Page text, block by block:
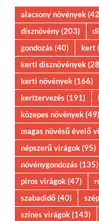
alacsony növények
dísznövény(203)
gondozás(40) kert
kerti dísznövények
kerti növények(166)
kerttervezés(191)
közepes növények(49)
magas növésű évelő
népszerű virágok(95)
növénygondozás(135)
piros virágok(47)
szabadidő(40)
színes virágok(143)